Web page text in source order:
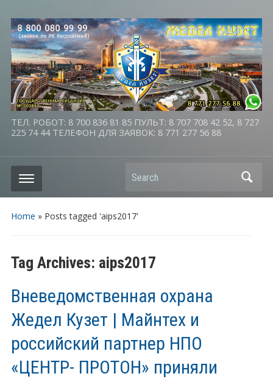
ТЕЛ. РОБОТ: 8 700 836 81 85 ПУЛЬТ: 8 707 708 42 52, 8 727
225 74 44 ТЕЛЕФОН ДЛЯ ЗАЯВОК: 8 771 277 56 88
Search
Home » Posts tagged 'aips2017'
Tag Archives: aips2017
Вневедомственная охрана
Жедел Кузет | Майнтех и
российский партнер НПО
«ЦЕНТР- ПРОТОН» приняли